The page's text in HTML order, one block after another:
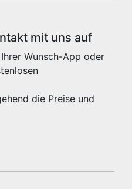
mit uns auf
Wunsch-App oder
die Preise und